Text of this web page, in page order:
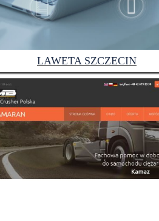
LAWETA SZCZECIN